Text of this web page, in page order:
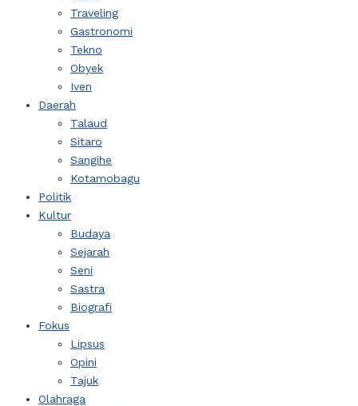
Traveling
Gastronomi
Tekno
Obyek
Iven
Daerah
Talaud
Sitaro
Sangihe
Kotamobagu
Politik
Kultur
Budaya
Sejarah
Seni
Sastra
Biografi
Fokus
Lipsus
Opini
Tajuk
Olahraga